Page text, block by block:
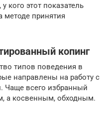
кого этот показатель
методе принятия
копинг
типов поведения в
направлены на работу с
Чаще всего избранный
а косвенным, обходным.